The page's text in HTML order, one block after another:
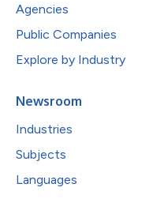
Agencies
Public Companies
Explore by Industry
Newsroom
Industries
Subjects
Languages